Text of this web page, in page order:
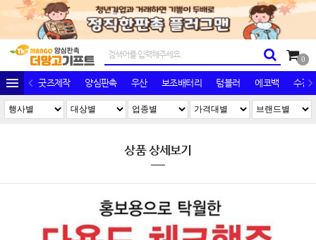
0
굿즈제작 양심판촉 우산 보조배터리 텀블러 에코백 수건/
상품 상세보기